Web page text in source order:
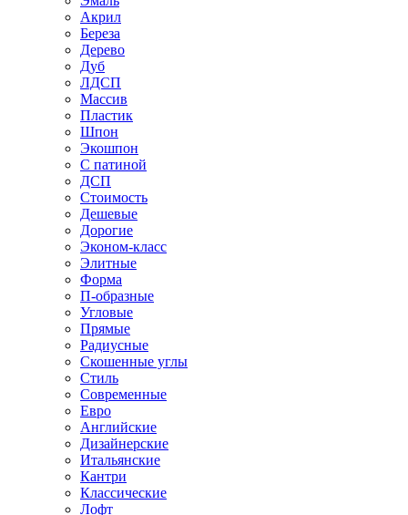
Акрил
Береза
Дерево
Дуб
ЛДСП
Массив
Пластик
Шпон
Экошпон
С патиной
ДСП
Стоимость
Дешевые
Дорогие
Эконом-класс
Элитные
Форма
П-образные
Угловые
Прямые
Радиусные
Скошенные углы
Стиль
Современные
Евро
Английские
Дизайнерские
Итальянские
Кантри
Классические
Лофт